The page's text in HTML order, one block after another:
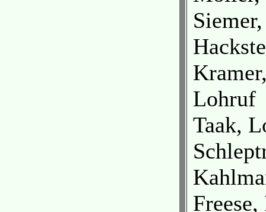
Lohruf
Taak,